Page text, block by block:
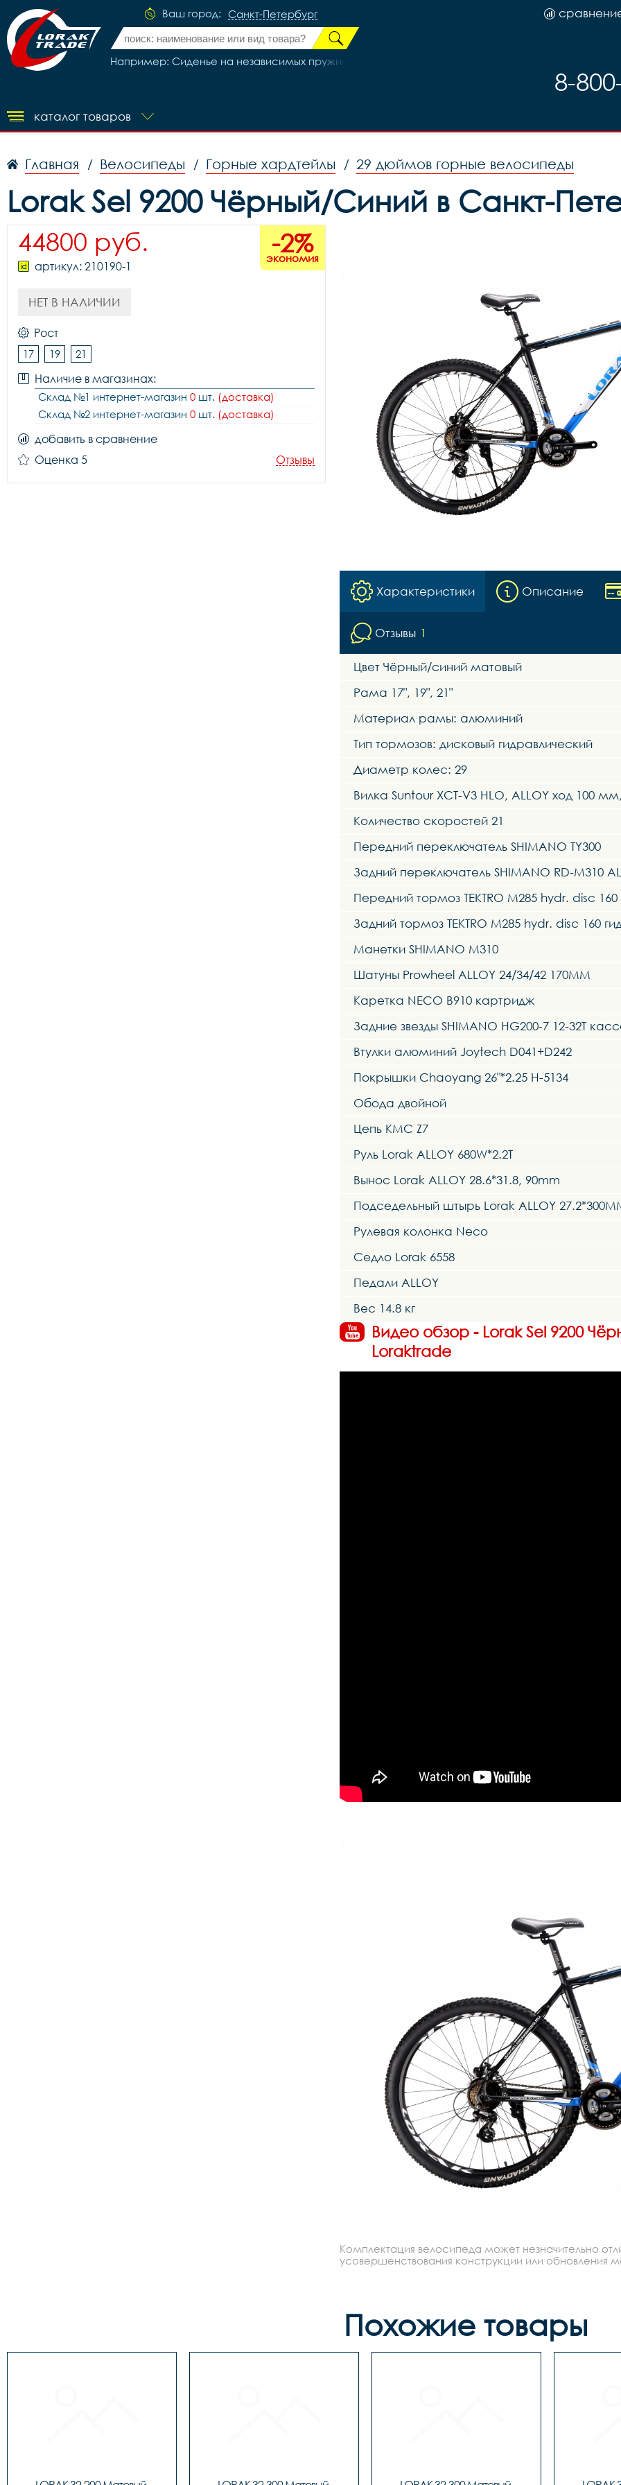
Ваш город: Санкт-Петербург
Например: Сиденье на независимых пружинах AZ-26T-1, код 33252
8-
каталог товаров
Главная / Велосипеды / Горные хардтейлы / 29 дюймов горные велосипеды
Lorak Sel 9200 Чёрный/Синий в Санкт-
-2%
экономия
44800 руб.
артикул: 210190-1
НЕТ В НАЛИЧИИ
Рост
17 19 21
Наличие в магазинах:
Склад №1 интернет-магазин 0 шт. (доставка)
Склад №2 интернет-магазин 0 шт. (доставка)
добавить в сравнение
Оценка 5
Отзывы
Характеристики Описание
Отзывы 1
Цвет Чёрный/синий матовый
Рама 17", 19", 21"
Материал рамы: алюминий
Тип тормозов: дисковый гидравлический
Диаметр колес: 29
Вилка Suntour XCT-V3 HLO, ALLOY ход 100
Количество скоростей 21
Передний переключатель SHIMANO TY300
Задний переключатель SHIMANO RD-M310
Передний тормоз TEKTRO M285 hydr. disc
Задний тормоз TEKTRO M285 hydr. disc 160
Манетки SHIMANO M310
Шатуны Prowheel ALLOY 24/34/42 170MM
Каретка NECO B910 картридж
Задние звезды SHIMANO HG200-7 12-32T
Втулки алюминий Joytech D041+D242
Покрышки Chaoyang 26"*2.25 H-5134
Обода двойной
Цепь KMC Z7
Руль Lorak ALLOY 680W*2.2T
Вынос Lorak ALLOY 28.6*31.8, 90mm
Подседельный штырь Lorak ALLOY
Рулевая колонка Neco
Седло Lorak 6558
Педали ALLOY
Вес 14.8 кг
Видео обзор - Lorak Sel 9200
Loraktrade
Комплектация велосипеда может незначительно
усовершенствования конструкции или обновления
Похожие товары